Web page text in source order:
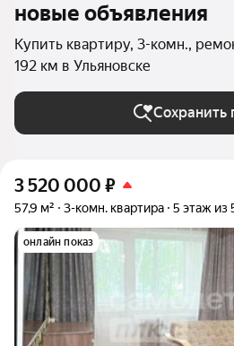
новые объявления
Купить квартиру, 3-комн.,
192 км в Ульяновске
Сохранить
3 520 000 ₽
57,9 м² 3-комн. квартира 5 этаж из
онлайн показ